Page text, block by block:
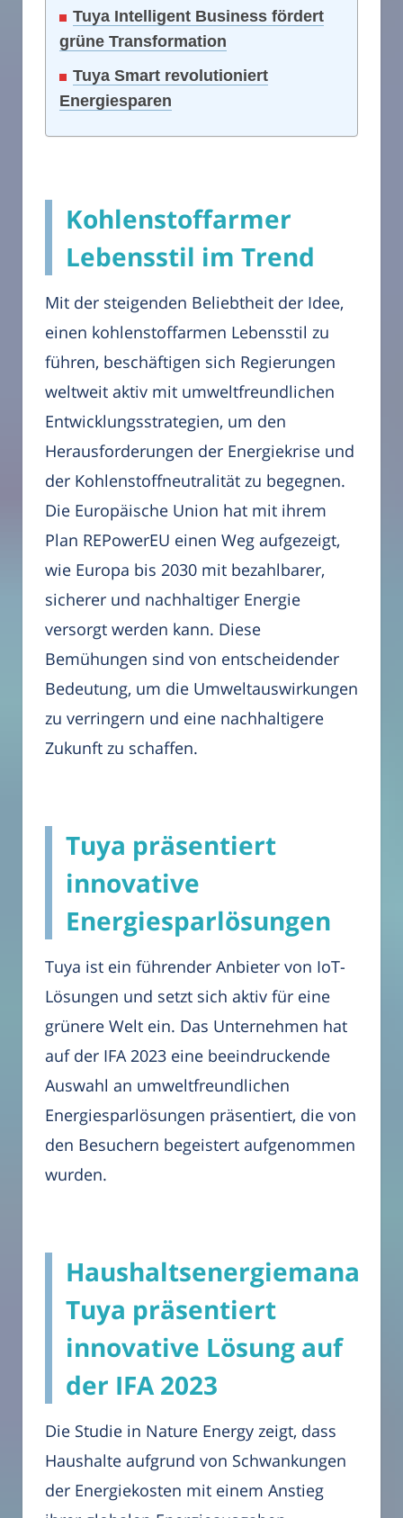
Tuya Intelligent Business fördert
grüne Transformation
Tuya Smart revolutioniert
Energiesparen
Kohlenstoffarmer
Lebensstil im Trend
Mit der steigenden Beliebtheit der Idee,
einen kohlenstoffarmen Lebensstil zu
führen, beschäftigen sich Regierungen
weltweit aktiv mit umweltfreundlichen
Entwicklungsstrategien, um den
Herausforderungen der Energiekrise und
der Kohlenstoffneutralität zu begegnen.
Die Europäische Union hat mit ihrem
Plan REPowerEU einen Weg aufgezeigt,
wie Europa bis 2030 mit bezahlbarer,
sicherer und nachhaltiger Energie
versorgt werden kann. Diese
Bemühungen sind von entscheidender
Bedeutung, um die Umweltauswirkungen
zu verringern und eine nachhaltigere
Zukunft zu schaffen.
Tuya präsentiert
innovative
Energiesparlösungen
Tuya ist ein führender Anbieter von IoT-
Lösungen und setzt sich aktiv für eine
grünere Welt ein. Das Unternehmen hat
auf der IFA 2023 eine beeindruckende
Auswahl an umweltfreundlichen
Energiesparlösungen präsentiert, die von
den Besuchern begeistert aufgenommen
wurden.
Tuya präsentiert
innovative Lösung auf
der IFA 2023
Die Studie in Nature Energy zeigt, dass
Haushalte aufgrund von Schwankungen
der Energiekosten mit einem Anstieg